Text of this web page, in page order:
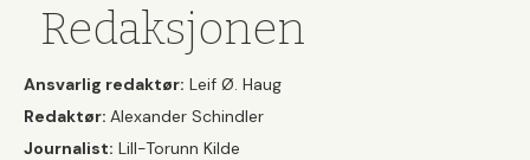
Redaksjonen
Ansvarlig redaktør: Leif Ø. Haug
Redaktør: Alexander Schindler
Journalist: Lill-Torunn Kilde